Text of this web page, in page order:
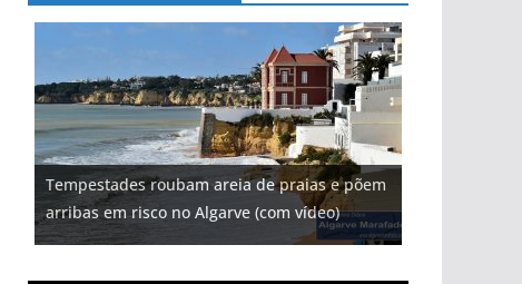
Tempestades roubam areia de praias e põem
arribas em risco no Algarve (com vídeo)
Milagre da água. Fontes emblemáticas do
Algarve voltam a ter vida (com vídeo)
Projeto milionário: investimento de 108
milhões de euros na construção de dois
hotéis (com vídeo)
Foto do dia: uma cidade algarvia que cresceu
entre redes e fábricas
Tapas do mar a 3 euros cada. Nova rota
gastronómica nasce no Algarve